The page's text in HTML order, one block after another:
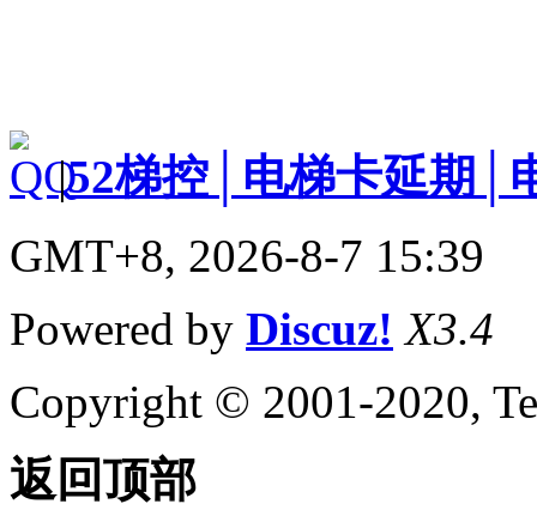
|52梯控│电梯卡延期│
GMT+8, 2026-8-7 15:39
Powered by Discuz! X3.4
Copyright © 2001-2020,
返回顶部